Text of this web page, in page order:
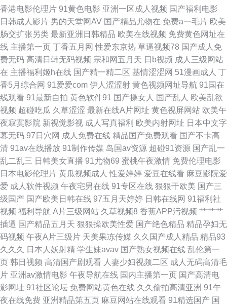
直播 av日韩精品成人网站 四虎淫网在线 午夜欧美久久一 韩国无码激情 91福
利国 欧美性18 91资源视频在线 91n一页二页三页 欧美性爱1区2区 97性视
频 婷婷激情丁香七月 豆花视频午夜场 51自拍网站超碰在线 久久国产精品嫩
草 91色淫网 中文字幕23页手机 久久精品国 日韩欧美女同 深夜老湿机 日韩
福利视频网址导航 欧美精品导航 91视频国语免费 91porn九色蝌蚪 玖玖爱成
人网站 豆花网站免费看在线看 91精品无码 日韩无码免费网站 国产传媒91在
线播放 91大神玩精品外围 久久A精aVE 国产精品一区 91视频免贵观看 91在
线观看免费高清 51视频123区 91热爆视频 日韩欧美v 福利姬com 91男男 色
思思热在线国产的 久久伊人av一起 海角绿帽社区 91新片 四虎一线 狠狠亚洲
欧美日韩 91啦在线观看论坛 青娱乐91密爱 超碰人91 91素人网 91看片淫黄
大片在看 天美在线入口传媒 国产精品久久免费 91日本美女看片 日韩久久一
区二区蜜桃 国产91av在线观看 91成人小电影 日韩毛片专区 东方AV激情 91
香港电影伦理片 91黄色电影 亚洲一区成人视频 国产福利电影
日韩成人影片 男的天堂网AV 国产精品尤物在 免费a一毛片 欧美
肠交扩张另类 最新亚洲日韩精品 欧美在线视频 免费黄色网址在
线 主播第一页 丁香五月网 性爱东京热 草逼视频78 国产成人免
费无码 高清日韩无码视频 宗和网五月天 日b视频 成人三级网站
在 主播福利姬h在线 国产精一精二区 基情涩涩网 51漫画成人 丁
香5月综合网 91爱爱com 伊人涩涩射 黄色视频网址导航 91国在
线观看 91最新自拍 黄色软件91 国产操女人 国产乱人 欧美乱欲
视频 超碰吃瓜 久草涩涩 最新在线A片网址 黄色视屏网站 欧美午
夜寂寞影院 新视觉影视 成人写真福利 欧美内射网址 日本中文字
幕无码 97日穴网 成人免费在线 精品国产免费观看 国产不卡高
清 91av在线播放 91制作传媒 岛国av资源 超碰91资源 国产乱一
乱二乱三 日韩美女直播 91尤物69 蜜桃午夜激情 免费伦理电影
日本电影伦理片 黄瓜视频成人 性爱婷婷 爱豆在线看 麻豆影院爱
爱 成人软件视频 午夜宅男在线 91专区在线 狠狠干欧美 国产三
级国产 国产欧美日韩在线 97五月天婷婷 日韩在线网 91福利社
视频 福利导航 A片三级网站 久草视频8 香蕉APP污视频 艹艹艹
插逼 国产精品五月天 狠狠操欧美性爱 国产绝色精品 精品孕妇无
码视频 午夜A片三级片 天美果冻传媒 久久国产成人精品 精品93
久久久
日本人妖射精 学生妹avav 国产熟女视频在线 乱伦第一
页 韩日视频 高清国产剧观看 人妻少妇视频二区 成人无码高清毛
片 亚洲av激情电影 午夜导航在线 国内主播第一页 国产高清电
影网址 91社区论坛 免费网站黄色在线 久久偷拍高清亚洲 91午
夜在线免费 亚洲精品第五页 麻豆网站在线观看 91精选国产 国